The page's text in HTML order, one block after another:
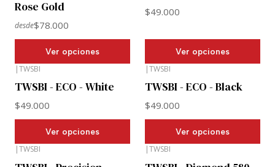
Rose Gold
desde$78.000
Ver opciones
$49.000
Ver opciones
|TWSBI
TWSBI - ECO - White
$49.000
Ver opciones
|TWSBI
TWSBI - ECO - Black
$49.000
Ver opciones
TWSBI TWSBI